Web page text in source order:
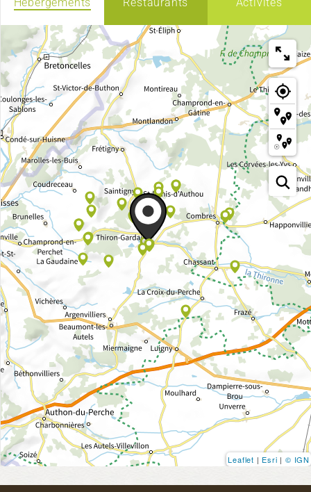
Leaflet | Esri | © IGN